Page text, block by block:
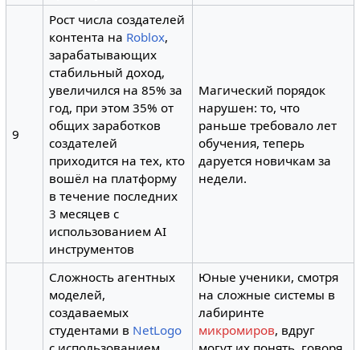
9
Рост числа создателей
контента на Roblox,
зарабатывающих
стабильный доход,
увеличился на 85% за
год, при этом 35% от
общих заработков
создателей
приходится на тех, кто
вошёл на платформу
в течение последних
3 месяцев с
использованием AI
инструментов
Магический порядок
нарушен: то, что
раньше требовало лет
обучения, теперь
даруется новичкам за
недели.
Сложность агентных
моделей,
создаваемых
студентами в NetLogo
Юные ученики, смотря
на сложные системы в
лабиринте
микромиров, вдруг